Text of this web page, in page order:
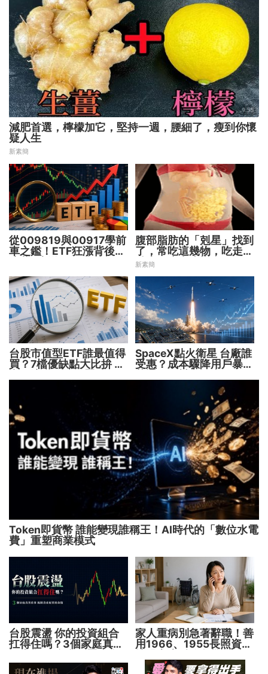
減肥首選，檸檬加它，堅持一週，腰細了，瘦到你懷
疑人生
新素簡
從009819與00917學前
車之鑑！ETF狂漲背後
腹部脂肪的「剋星」找到
了，常吃這幾物，吃走大
肚囊，瘦出小蠻腰
新素簡
台股市值型ETF誰最值得
買？7檔優缺點大比拚 找
SpaceX點火衛星 台廠誰
受惠？成本驟降用戶暴增
Token即貨幣 誰能變現誰稱王！AI時代的「數位水電
費」重塑商業模式
台股震盪 你的投資組合
扛得住嗎？3個家庭真實
傷
家人重病別急著辭職！善
用1966、1955長照資源